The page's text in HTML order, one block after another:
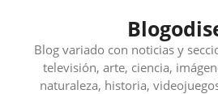
contenidoBlog variado con noticias y
televisión, arte, ciencia,
naturaleza, historia,